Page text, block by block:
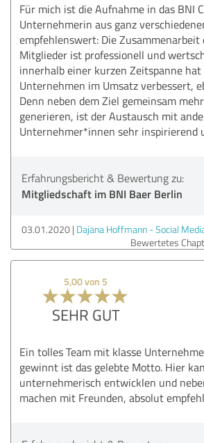
Für mich ist die Aufnahme in das BNI
Unternehmerin aus ganz
empfehlenswert: Die Zusammenarbeit
Mitglieder ist professionell und
innerhalb einer kurzen Zeitspanne
Unternehmen im Umsatz verbessert,
Denn neben dem Ziel gemeinsam
generieren, ist der Austausch mit
Unternehmer*innen sehr inspirierend
Erfahrungsbericht & Bewertung zu:
Mitgliedschaft im BNI Baer Berlin
03.01.2020 Dajana Hoffmann - Social
Bewertetes
5,00 von 5
SEHR GUT
Ein tolles Team mit klasse
gewinnt ist das gelebte Motto. Hier
unternehmerisch entwicklen und
machen mit Freunden, absolut